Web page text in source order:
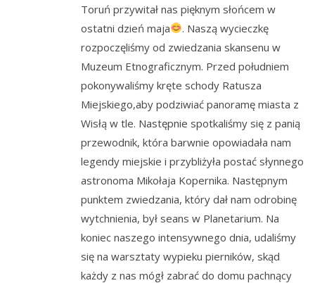
Toruń przywitał nas pięknym słońcem w
ostatni dzień maja
. Naszą wycieczkę
rozpoczęliśmy od zwiedzania skansenu w
Muzeum Etnograficznym. Przed południem
pokonywaliśmy kręte schody Ratusza
Miejskiego,aby podziwiać panoramę miasta z
Wisłą w tle. Następnie spotkaliśmy się z panią
przewodnik, która barwnie opowiadała nam
legendy miejskie i przybliżyła postać słynnego
astronoma Mikołaja Kopernika. Następnym
punktem zwiedzania, który dał nam odrobinę
wytchnienia, był seans w Planetarium. Na
koniec naszego intensywnego dnia, udaliśmy
się na warsztaty wypieku pierników, skąd
każdy z nas mógł zabrać do domu pachnący